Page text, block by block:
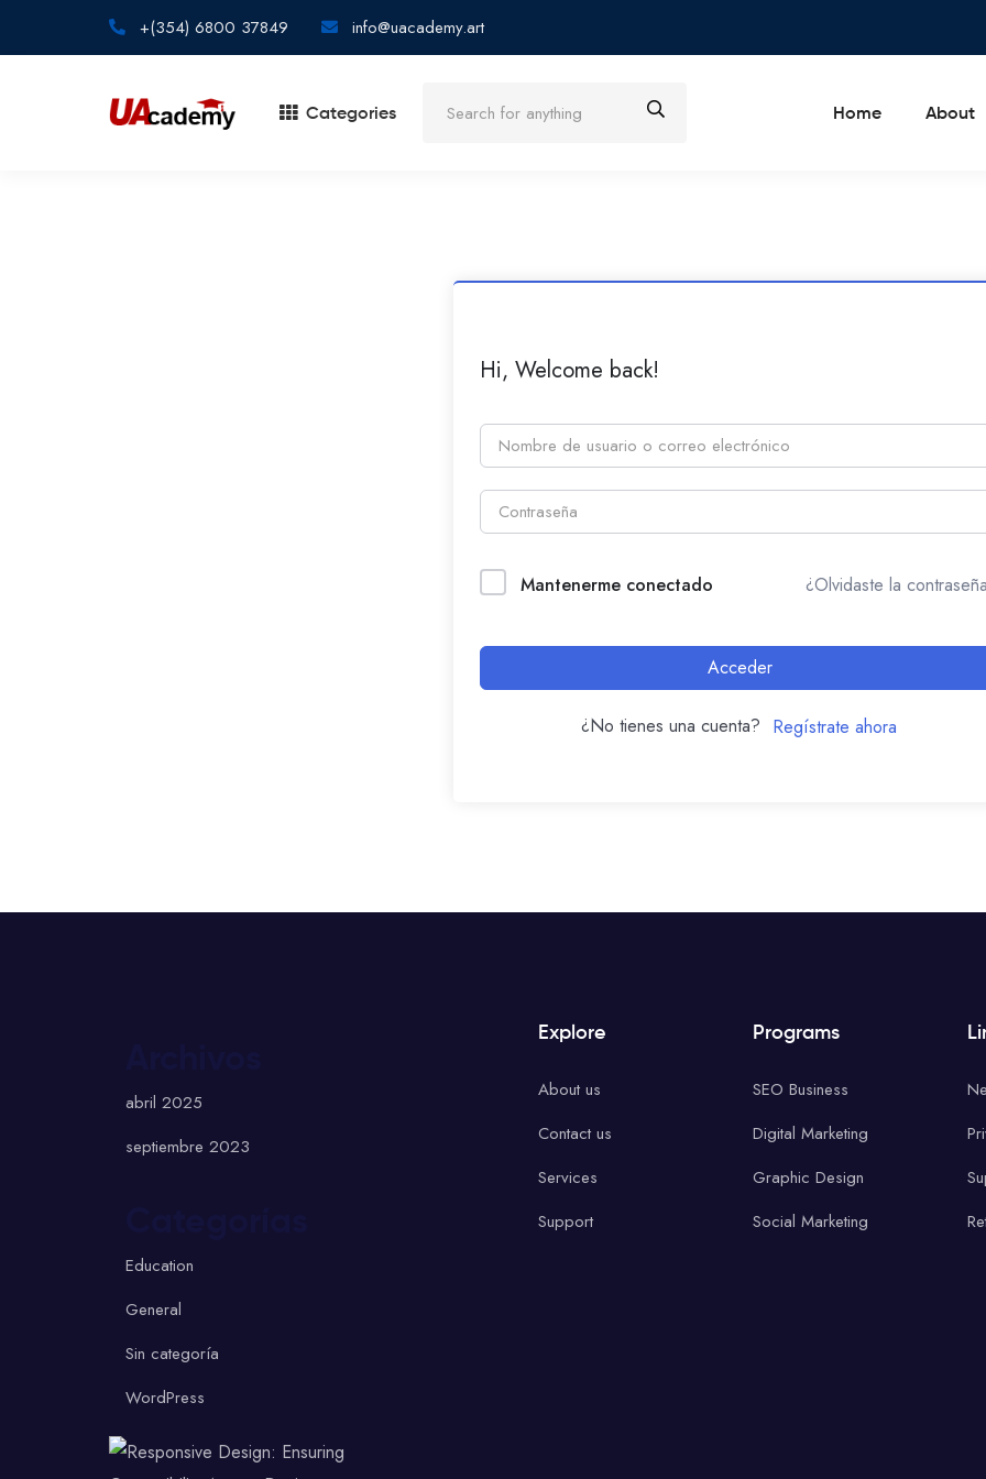
+(354) 6800 37849 info@uacademy.art
Categories Home About
Hi, Welcome back!
Mantenerme conectado ¿Olvidaste la
Acceder
¿No tienes una cuenta? Regístrate ahora
abril 2025
septiembre 2023
Education
General
Sin categoría
WordPress
Explore
About us
Contact us
Services
Support
Programs
SEO Business
Digital Marketing
Graphic Design
Social Marketing